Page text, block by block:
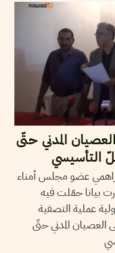
المدني حتّى
التأسيسي
عضو مجلس أمناء
بيانا حمّلت فيه
عملية التصفية
المدني حتّى